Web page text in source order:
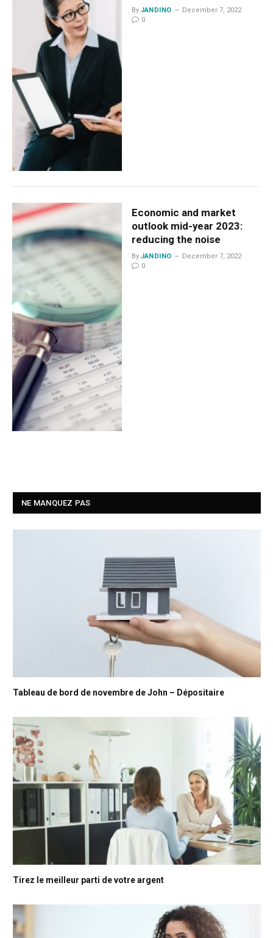
By JANDINO
December 7, 2022
0
Economic and market
outlook mid-year 2023:
reducing the noise
By JANDINO
December 7, 2022
0
NE MANQUEZ PAS
Tableau de bord de novembre de John – Dépositaire
Tirez le meilleur parti de votre argent